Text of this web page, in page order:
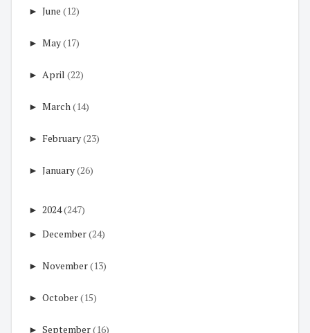
► June (12)
► May(17)
► April (22)
► March(14)
► February(23)
► January(26)
► 2024(247)
► December(24)
► November(13)
► October(15)
► September(16)